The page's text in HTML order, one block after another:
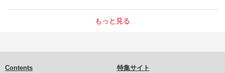
もっと見る
Contents
特集サイト